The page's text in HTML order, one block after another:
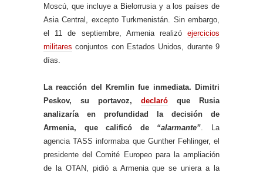
Moscú, que incluye a Bielorrusia y a los países de
Asia Central, excepto Turkmenistán. Sin embargo,
el 11 de septiembre, Armenia realizó ejercicios
militares conjuntos con Estados Unidos, durante 9
días.
La reacción del Kremlin fue inmediata. Dimitri
Peskov, su portavoz, declaró que Rusia
analizaría en profundidad la decisión de
Armenia, que calificó de “alarmante”. La
agencia TASS informaba que Gunther Fehlinger, el
presidente del Comité Europeo para la ampliación
de la OTAN, pidió a Armenia que se uniera a la